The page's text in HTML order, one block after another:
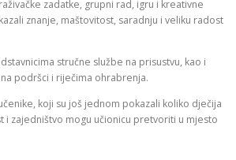
zadatke, grupni rad, igru i kreativne
znanje, maštovitost, saradnju i veliku radost
stručne službe na prisustvu, kao i
podršci i riječima ohrabrenja.
koji su još jednom pokazali koliko dječija
i zajedništvo mogu učionicu pretvoriti u mjesto